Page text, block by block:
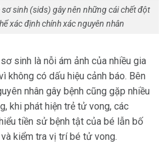
sinh (sids) gây nên những cái chết đột
xác định chính xác nguyên nhân
sinh là nỗi ám ảnh của nhiều gia
không có dấu hiệu cảnh báo. Bên
nhân gây bệnh cũng gặp nhiều
khi phát hiện trẻ tử vong, các
tiền sử bệnh tật của bé lẫn bố
kiểm tra vị trí bé tử vong.